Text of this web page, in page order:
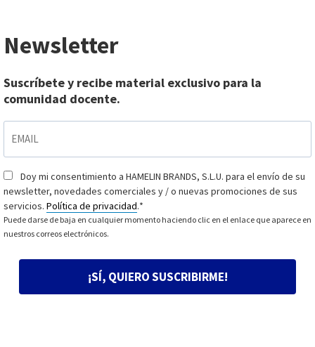
Newsletter
Suscríbete y recibe material exclusivo para la
comunidad docente.
Consentimiento*
Doy mi consentimiento a HAMELIN BRANDS, S.L.U. para el envío de su
newsletter, novedades comerciales y / o nuevas promociones de sus
servicios. Política de privacidad.*
Puede darse de baja en cualquier momento haciendo clic en el enlace que aparece en
nuestros correos electrónicos.